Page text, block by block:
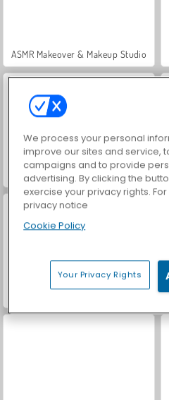
ASMR Makeover & Makeup Studio
Farm Merge Valley
We process your personal
improve our sites and service,
campaigns and to provide
advertising. By clicking the
exercise your privacy rights.
privacy notice
Cookie Policy
Your Privacy Rights